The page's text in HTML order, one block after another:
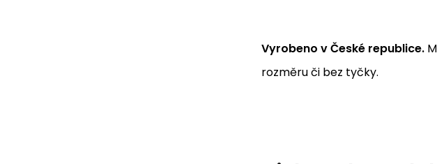
Vyrobeno v České republice.
rozměru či bez tyčky.